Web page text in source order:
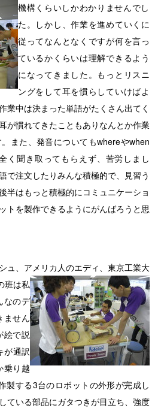
機構くらいしかわかりませんでし
た。しかし、作業を進めていくに
従ってなんとなくですが何を言っ
ているかくらいは理解できるよう
になってきました。もっとリスニ
ングをして耳を慣らしていけばよ
業中は決まった単語がたくさん出てく
が慣れてきたこともありなんとか作業
また、発音についてもwhereやwhen
く聞き取ってもらえず、苦労しまし
で注文したりみんな積極的で、見習う
半はもっと積極的にコミュニケーショ
トを製作できるようにがんばろうと思
ュ、アメリカ人のエディ、東京工業大
班は私
なのデ
ません
絵で説
が通訳
乗り越
製する3台のロボットの外形が完成し
ている部品にガタつきが目立ち、強度